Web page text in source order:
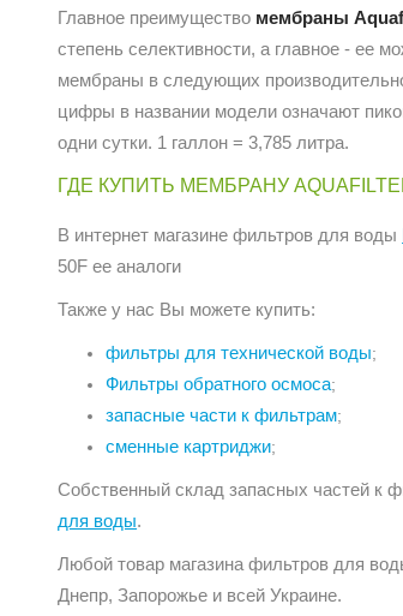
Главное преимущество мембраны
степень селективности, а главное - ее
мембраны в следующих
цифры в названии модели означают
одни сутки. 1 галлон = 3,785 литра.
ГДЕ КУПИТЬ МЕМБРАНУ
В интернет магазине фильтров для воды
50F ее аналоги
Также у нас Вы можете купить:
фильтры для технической воды;
Фильтры обратного осмоса;
запасные части к фильтрам;
сменные картриджи;
Собственный склад запасных частей к
для воды.
Любой товар магазина фильтров для
Днепр, Запорожье и всей Украине.